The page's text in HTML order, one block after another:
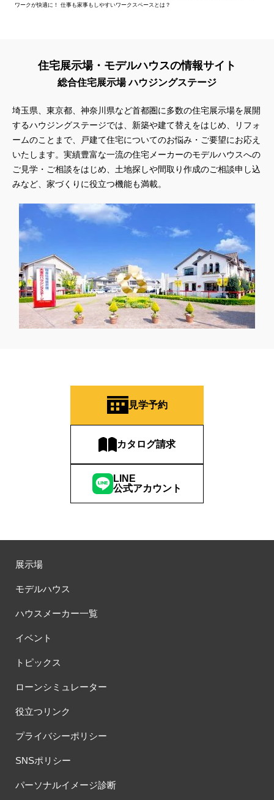
ワークが快適に！ 仕事も家事もしやすいワークスペースとは？
住宅展示場・モデルハウスの情報サイト
総合住宅展示場 ハウジングステージ
埼玉県、東京都、神奈川県など首都圏に多数の住宅展示場を展開
するハウジングステージでは、新築や建て替えをはじめ、リフォ
ームのことまで、戸建て住宅についてのお悩み・ご要望にお応え
いたします。実績豊富な一流の住宅メーカーのモデルハウスへの
ご見学・ご相談をはじめ、土地探しや間取り作成のご相談申し込
みなど、家づくりに役立つ機能も満載。
見学予約
カタログ請求
LINE
公式アカウント
展示場
モデルハウス
ハウスメーカー一覧
イベント
トピックス
ローンシミュレーター
役立つリンク
プライバシーポリシー
SNSポリシー
パーソナルイメージ診断